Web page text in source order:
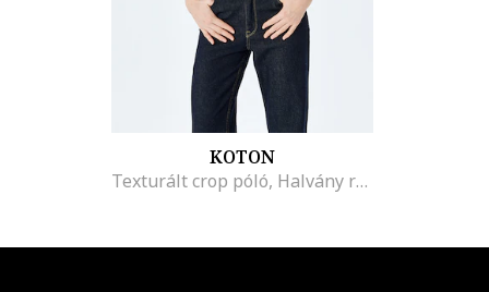
KOTON
Texturált crop póló, Halvány rózsaszín